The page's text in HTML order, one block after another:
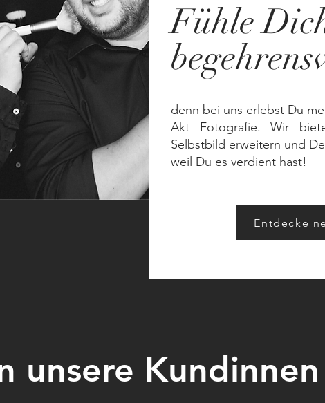
Fühle
denn bei uns erlebst Du
Akt Fotografie. Wir
Selbstbild erweitern und
weil Du es verdient hast!
Entdecke
unsere